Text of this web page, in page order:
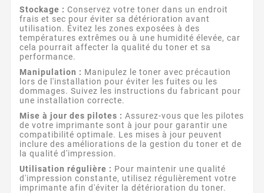
Stockage : Conservez votre toner dans un endroit
frais et sec pour éviter sa détérioration avant
utilisation. Évitez les zones exposées à des
températures extrêmes ou à une humidité élevée, car
cela pourrait affecter la qualité du toner et sa
performance.
Manipulation : Manipulez le toner avec précaution
lors de l'installation pour éviter les fuites ou les
dommages. Suivez les instructions du fabricant pour
une installation correcte.
Mise à jour des pilotes : Assurez-vous que les pilotes
de votre imprimante sont à jour pour garantir une
compatibilité optimale. Les mises à jour peuvent
inclure des améliorations de la gestion du toner et de
la qualité d'impression.
Utilisation régulière : Pour maintenir une qualité
d'impression constante, utilisez régulièrement votre
imprimante afin d'éviter la détérioration du toner.